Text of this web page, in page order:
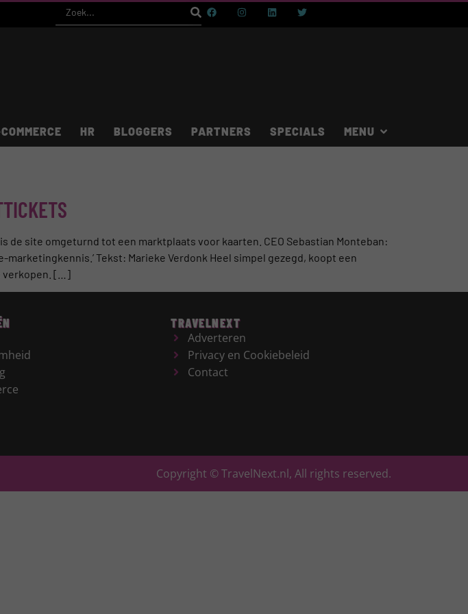
HR BLOGGERS PARTNERS SPECIALS
site omgeturnd tot een marktplaats voor kaarten. CEO Sebastian Monteban:
Tekst: Marieke Verdonk Heel simpel gezegd, koopt een
verkopen. […]
TRAVELNEXT
Adverteren
Privacy en Cookiebeleid
Contact
Copyright © TravelNext.nl, All rights reserved.